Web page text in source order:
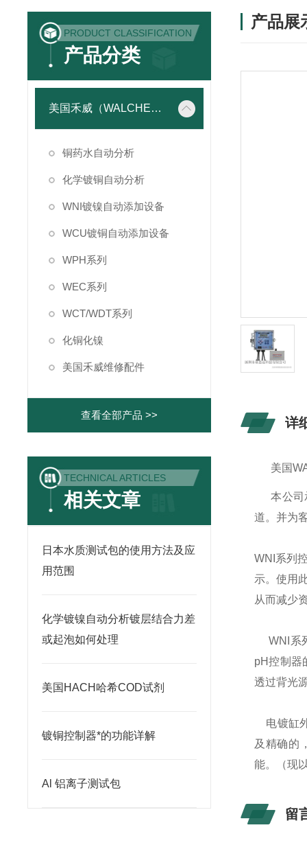
PRODUCT CLASSIFICATION
产品分类
美国禾威（WALCHEM）自动添加控制器
铜药水自动分析
化学镀铜自动分析
WNI镀镍自动添加设备
WCU镀铜自动添加设备
WPH系列
WEC系列
WCT/WDT系列
化铜化镍
美国禾威维修配件
查看全部产品 >>
TECHNICAL ARTICLES
相关文章
日本水质测试包的使用方法及应
用范围
化学镀镍自动分析镀层结合力差
或起泡如何处理
美国HACH哈希COD试剂
镀铜控制器*的功能详解
Al 铝离子测试包
产品展
详
美国
本公司
道。并为
WNI 系列
示。使用
从而减少
WNI 系
pH控制器
透过背光
电镀缸
及精确的
能。（现
留